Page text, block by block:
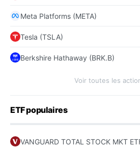
Meta Platforms (META)
Tesla (TSLA)
Berkshire Hathaway (BRK.B)
Voir toutes les
ETF populaires
VANGUARD TOTAL STOCK MKT